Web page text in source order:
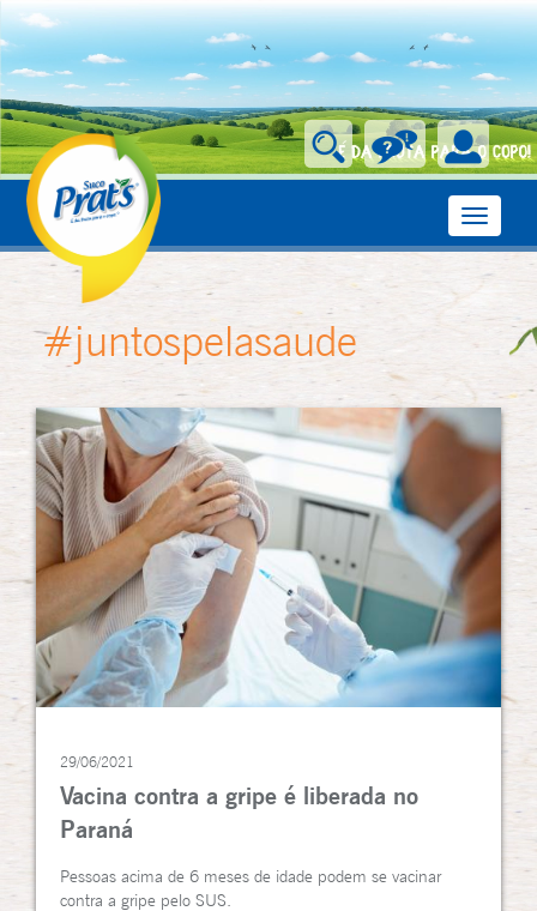
Toggle
#juntospelasaude
29/06/2021
Vacina contra a gripe é liberada no
Paraná
Pessoas acima de 6 meses de idade podem se vacinar
contra a gripe pelo SUS.